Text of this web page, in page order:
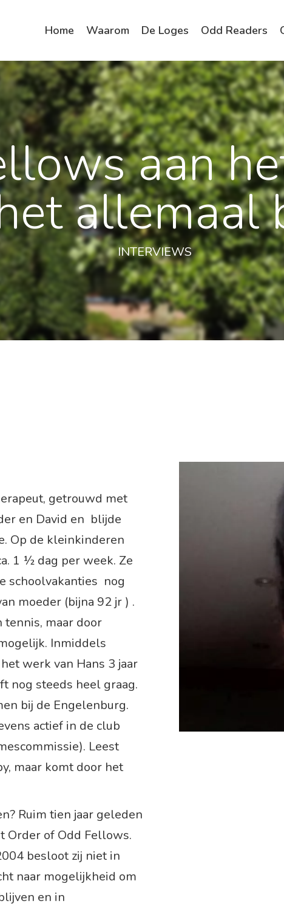
Home Waarom De Loges Odd Readers
aan
allemaal
INTERVIEWS
getrouwd met
en David en blijde
Op de kleinkinderen
1 ½ dag per week. Ze
schoolvakanties nog
moeder (bijna 92 jr ) .
maar door
Inmiddels
werk van Hans 3 jaar
nog steeds heel graag.
bij de Engelenburg.
actief in de club
Leest
maar komt door het
Ruim tien jaar geleden
Order of Odd Fellows.
besloot zij niet in
naar mogelijkheid om
en in